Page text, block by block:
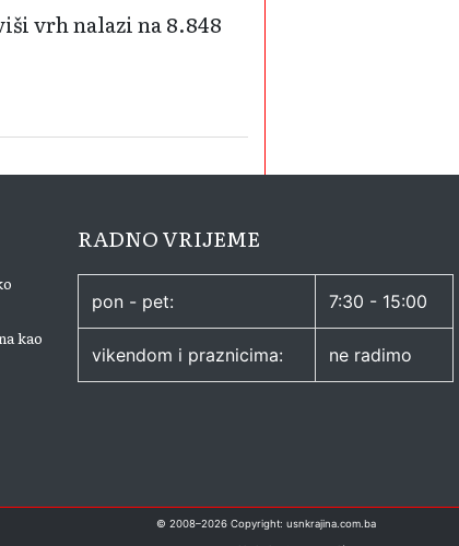
vrh nalazi na 8.848
kao
RADNO VRIJEME
pon - pet: 7:30 - 15:00
vikendom i praznicima: ne radimo
© 2008–2026Copyright: usnkrajina.com.ba